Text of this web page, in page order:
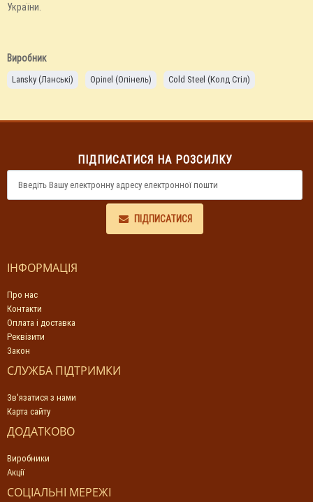
України.
Виробник
Lansky (Ланські) Opinel (Опінель) Cold Steel (Колд Стіл)
ПІДПИСАТИСЯ НА РОЗСИЛКУ
ПІДПИСАТИСЯ
ІНФОРМАЦІЯ
Про нас
Контакти
Оплата і доставка
Реквізити
Закон
СЛУЖБА ПІДТРИМКИ
Зв'язатися з нами
Карта сайту
ДОДАТКОВО
Виробники
Акції
СОЦІАЛЬНІ МЕРЕЖІ